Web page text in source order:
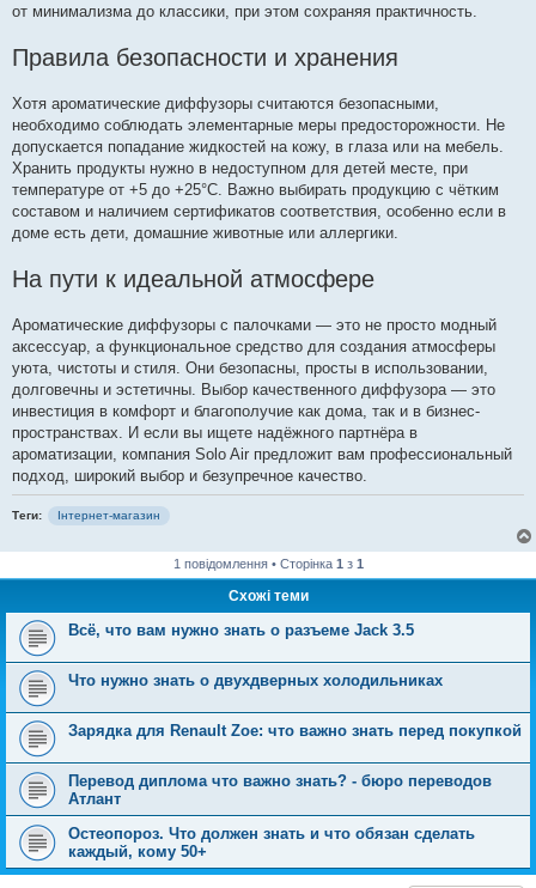
от минимализма до классики, при этом сохраняя практичность.
Правила безопасности и хранения
Хотя ароматические диффузоры считаются безопасными,
необходимо соблюдать элементарные меры предосторожности. Не
допускается попадание жидкостей на кожу, в глаза или на мебель.
Хранить продукты нужно в недоступном для детей месте, при
температуре от +5 до +25°C. Важно выбирать продукцию с чётким
составом и наличием сертификатов соответствия, особенно если в
доме есть дети, домашние животные или аллергики.
На пути к идеальной атмосфере
Ароматические диффузоры с палочками — это не просто модный
аксессуар, а функциональное средство для создания атмосферы
уюта, чистоты и стиля. Они безопасны, просты в использовании,
долговечны и эстетичны. Выбор качественного диффузора — это
инвестиция в комфорт и благополучие как дома, так и в бизнес-
пространствах. И если вы ищете надёжного партнёра в
ароматизации, компания Solo Air предложит вам профессиональный
подход, широкий выбор и безупречное качество.
Теги: Інтернет-магазин
1 повідомлення • Сторінка 1 з 1
Схожі теми
Всё, что вам нужно знать о разъеме Jack 3.5
Что нужно знать о двухдверных холодильниках
Зарядка для Renault Zoe: что важно знать перед покупкой
Перевод диплома что важно знать? - бюро переводов
Атлант
Остеопороз. Что должен знать и что обязан сделать
каждый, кому 50+